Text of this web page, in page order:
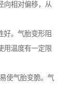
向相对偏移，从
好。气胎变形阻
用温度有一定限
使气胎变脆。气